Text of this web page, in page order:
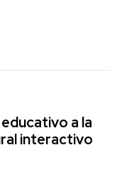
a la
interactivo